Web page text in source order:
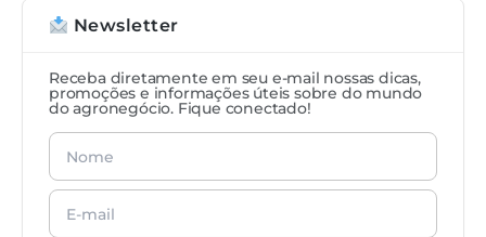
Newsletter
Receba diretamente em seu e-mail nossas dicas,
promoções e informações úteis sobre do mundo
do agronegócio. Fique conectado!